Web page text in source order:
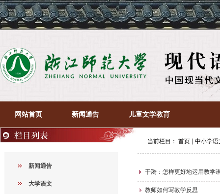
网站首页 新闻通告 儿童文学教育
新闻通告
大学语文
当前栏目： 首页 中小学语
于漪：怎样更好地运用教学
教师如何写教学反思